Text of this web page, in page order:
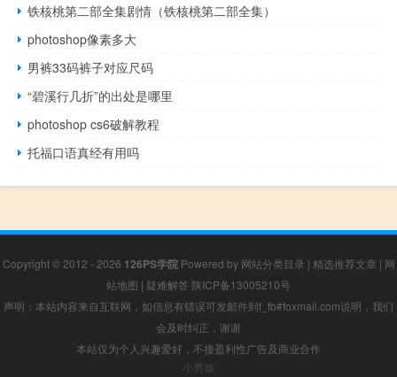
铁核桃第二部全集剧情（铁核桃第二部全集）
photoshop像素多大
男裤33码裤子对应尺码
“碧溪行几折”的出处是哪里
photoshop cs6破解教程
托福口语真经有用吗
Copyright © 2012 - 2026 126PS学院Powered by 网站分类目录 | 精选推荐文章 | 网
站地图 | 疑难解答 陕ICP备13005210号
声明：本站内容来自互联网，如信息有错误可发邮件到f_fb#foxmail.com说明，我们
会及时纠正，谢谢
本站仅为个人兴趣爱好，不接盈利性广告及商业合作
小男孩